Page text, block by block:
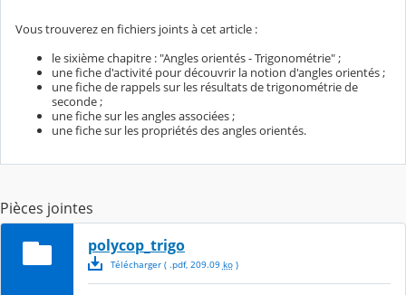
Vous trouverez en fichiers joints à cet article :
le sixième chapitre : "Angles orientés - Trigonométrie" ;
une fiche d'activité pour découvrir la notion d'angles orientés ;
une fiche de rappels sur les résultats de trigonométrie de
seconde ;
une fiche sur les angles associées ;
une fiche sur les propriétés des angles orientés.
Pièces jointes
polycop_trigo
Télécharger( .pdf, 209.09 ko)